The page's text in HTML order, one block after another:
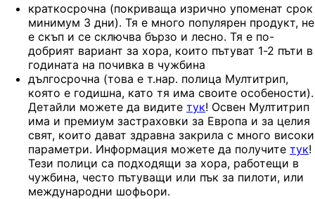
краткосрочна (покриваща изрично упоменат срок
минимум 3 дни). Тя е много популярен продукт, не
е скъп и се сключва бързо и лесно. Тя е по-
добрият вариант за хора, които пътуват 1-2 пъти в
годината на почивка в чужбина
дългосрочна (това е т.нар. полица Мултитрип,
която е годишна, като тя има своите особености).
Детайли можете да видите тук! Освен Мултитрип
има и премиум застраховки за Европа и за целия
свят, които дават здравна закрила с много високи
параметри. Информация можете да получите тук!
Тези полици са подходящи за хора, работещи в
чужбина, често пътуващи или пък за пилоти, или
международни шофьори.